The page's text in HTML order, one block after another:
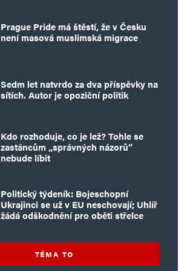
Prague Pride má štěstí, že v Česku
není masová muslimská migrace
Sedm let natvrdo za dva příspěvky na
sítích. Autor je opoziční politik
Kdo rozhoduje, co je lež? Tohle se
zastáncům „správných názorů“
nebude líbit
Politický týdeník: Bojeschopní
Ukrajinci se už v EU neschovají; Uhlíř
žádá odškodnění pro oběti střelce
TÉMA TO